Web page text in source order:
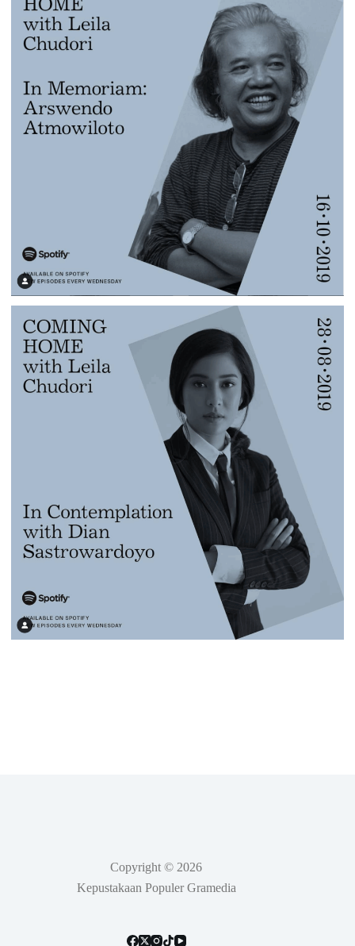
Copyright © 2026
Kepustakaan Populer Gramedia